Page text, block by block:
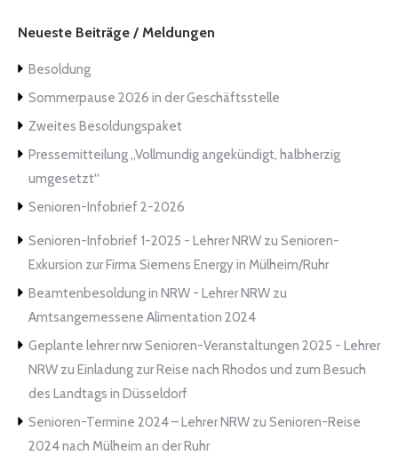
Neueste Beiträge / Meldungen
Besoldung
Sommerpause 2026 in der Geschäftsstelle
Zweites Besoldungspaket
Pressemitteilung „Vollmundig angekündigt, halbherzig
umgesetzt“
Senioren-Infobrief 2-2026
Senioren-Infobrief 1-2025 - Lehrer NRW zu Senioren-
Exkursion zur Firma Siemens Energy in Mülheim/Ruhr
Beamtenbesoldung in NRW - Lehrer NRW zu
Amtsangemessene Alimentation 2024
Geplante lehrer nrw Senioren-Veranstaltungen 2025 - Lehrer
NRW zu Einladung zur Reise nach Rhodos und zum Besuch
des Landtags in Düsseldorf
Senioren-Termine 2024 – Lehrer NRW zu Senioren-Reise
2024 nach Mülheim an der Ruhr